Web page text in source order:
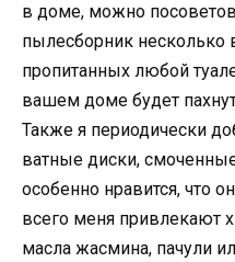
в доме, можно
пылесборник несколько
пропитанных любой
вашем доме будет
Также я периодически
ватные диски,
особенно нравится, что
всего меня привлекают
масла жасмина, пачули